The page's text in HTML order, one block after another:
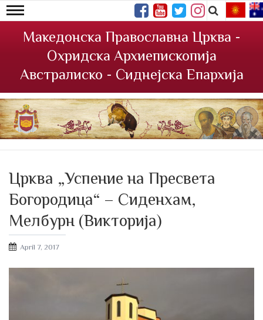
Македонска Православна Црква -
Охридска Архиепископија
Австралиско - Сиднејска Епархија
Црква „Успение на Пресвета
Богородица“ – Сиденхам,
Мелбурн (Викторија)
Posted
April 7, 2017